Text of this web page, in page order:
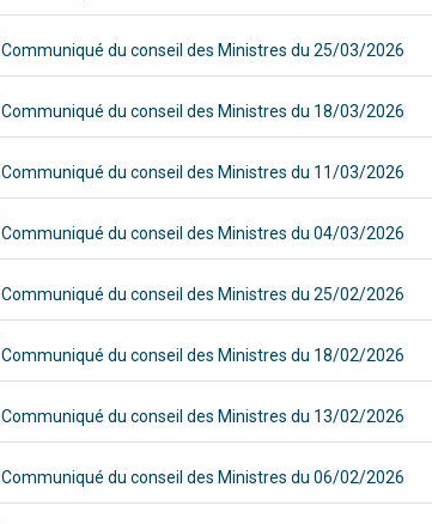
Communiqué du conseil des Ministres du 25/03/2026
Communiqué du conseil des Ministres du 18/03/2026
Communiqué du conseil des Ministres du 11/03/2026
Communiqué du conseil des Ministres du 04/03/2026
Communiqué du conseil des Ministres du 25/02/2026
Communiqué du conseil des Ministres du 18/02/2026
Communiqué du conseil des Ministres du 13/02/2026
Communiqué du conseil des Ministres du 06/02/2026